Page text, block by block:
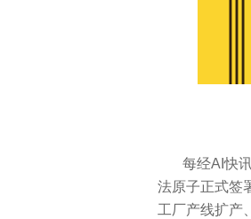
每经AI快
法原子正式签
工厂产线扩产